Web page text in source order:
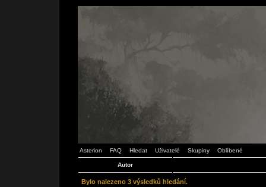
Asterion FAQ Hledat Uživatelé Skupiny Oblíbené
Autor
Bylo nalezeno 3 výsledků hledání.